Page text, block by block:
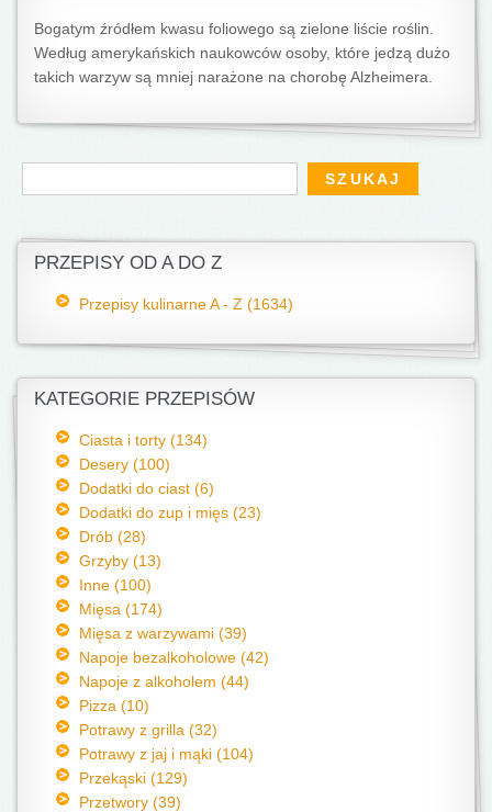
Bogatym źródłem kwasu foliowego są zielone liście roślin.
Według amerykańskich naukowców osoby, które jedzą dużo
takich warzyw są mniej narażone na chorobę Alzheimera.
Formularz wyszukiwania
Szukaj
PRZEPISY OD A DO Z
Przepisy kulinarne A - Z (1634)
KATEGORIE PRZEPISÓW
Ciasta i torty (134)
Desery (100)
Dodatki do ciast (6)
Dodatki do zup i mięs (23)
Drób (28)
Grzyby (13)
Inne (100)
Mięsa (174)
Mięsa z warzywami (39)
Napoje bezalkoholowe (42)
Napoje z alkoholem (44)
Pizza (10)
Potrawy z grilla (32)
Potrawy z jaj i mąki (104)
Przekąski (129)
Przetwory (39)